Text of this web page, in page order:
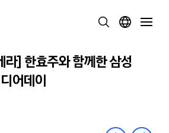
라] 한효주와 함께한 삼성
어데이